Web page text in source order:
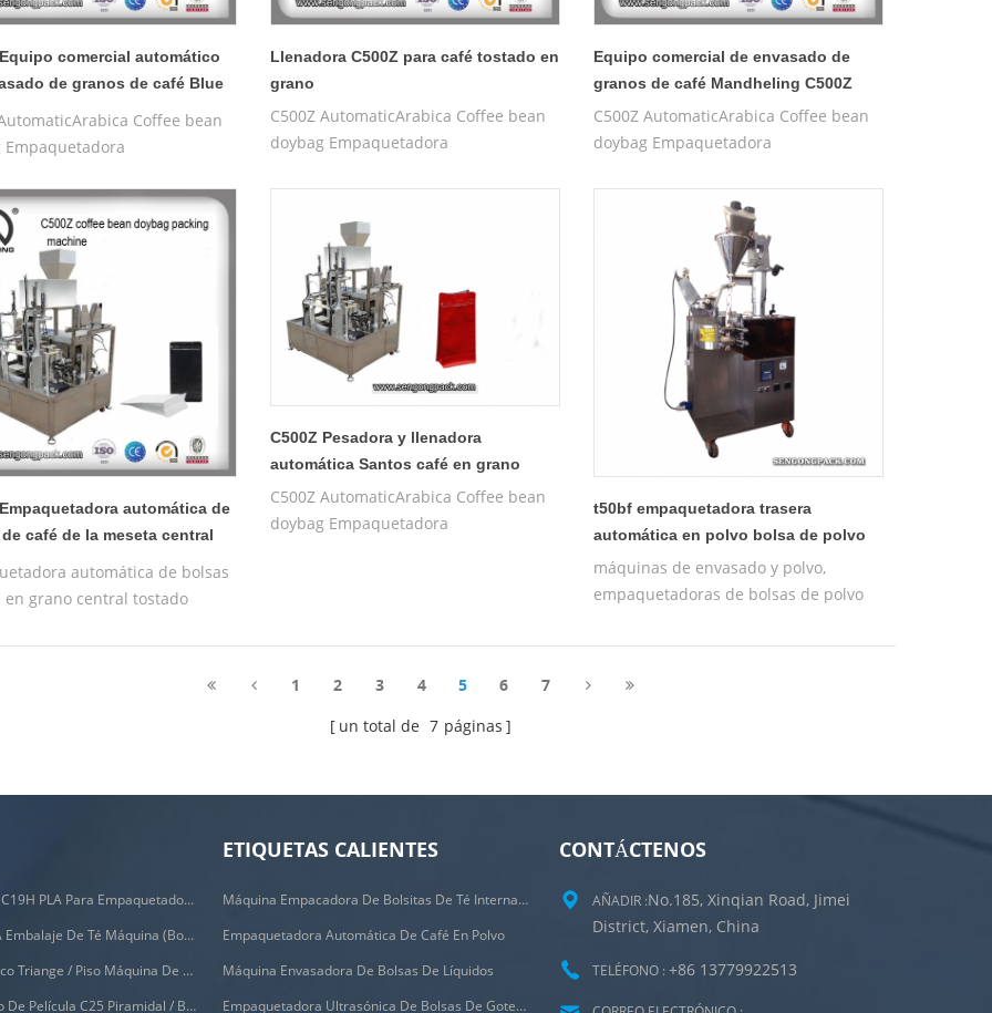
comercial automático
de granos de café Blue
Coffee bean
Empaquetadora
Llenadora C500Z para café tostado en
grano
C500Z AutomaticArabica Coffee bean
doybag Empaquetadora
Equipo comercial de envasado de
granos de café Mandheling C500Z
C500Z AutomaticArabica Coffee bean
doybag Empaquetadora
automática de
café de la meseta central
automática de bolsas
en grano central tostado
C500Z Pesadora y llenadora
automática Santos café en grano
C500Z AutomaticArabica Coffee bean
doybag Empaquetadora
t50bf empaquetadora trasera
automática en polvo bolsa de polvo
máquinas de envasado y polvo,
empaquetadoras de bolsas de polvo
1 2 3 4 5 6
7
un total de 7 páginas
Filtros Biodegradables C19H PLA Para Empaquetadora De Bolsas De Café Por Goteo
C88DX Automático PLA Embalaje De Té Máquina (bolsa Tipo)
C28DX Nylon Automático Triange / Piso Máquina De Embalaje De Bolsitas De Té Pequeño
Máquina De Etiquetado De Película C25 Piramidal / Bolsa Plana
ETIQUETAS CALIENTES
Máquina Empacadora De Bolsitas De Té Internas Y Externas
Empaquetadora Automática De Café En Polvo
Máquina Envasadora De Bolsas De Líquidos
Empaquetadora Ultrasónica De Bolsas De Goteo Para Café De Irlanda Con Sobre Exterior
CONTÁCTENOS
AÑADIR :No.185, Xinqian Road, Jimei
District, Xiamen, China
TELÉFONO : +86 13779922513